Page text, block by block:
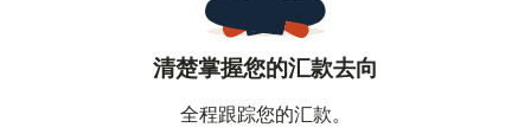
清楚掌握您的汇款去向
全程跟踪您的汇款。